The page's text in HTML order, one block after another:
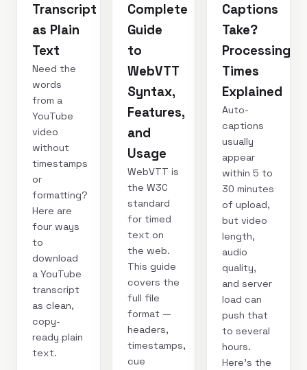
Transcript
as Plain
Text
Need the
words
from a
YouTube
video
without
timestamps
or
formatting?
Here are
four ways
to
download
a YouTube
transcript
as clean,
copy-
ready plain
text.
Complete
Guide
to
WebVTT
Syntax,
Features,
and
Usage
WebVTT is
the W3C
standard
for timed
text on
the web.
This guide
covers the
full file
format —
headers,
timestamps,
cue
Captions
Take?
Processing
Times
Explained
Auto-
captions
usually
appear
within 5 to
30 minutes
of upload,
but video
length,
audio
quality,
and server
load can
push that
to several
hours.
Here's the